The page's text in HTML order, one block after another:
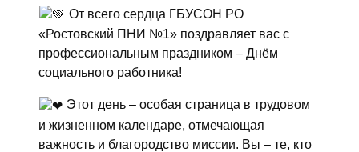
От всего сердца ГБУСОН РО
«Ростовский ПНИ №1» поздравляет вас с
профессиональным праздником – Днём
социального работника!
Этот день – особая страница в трудовом
и жизненном календаре, отмечающая
важность и благородство миссии. Вы – те, кто